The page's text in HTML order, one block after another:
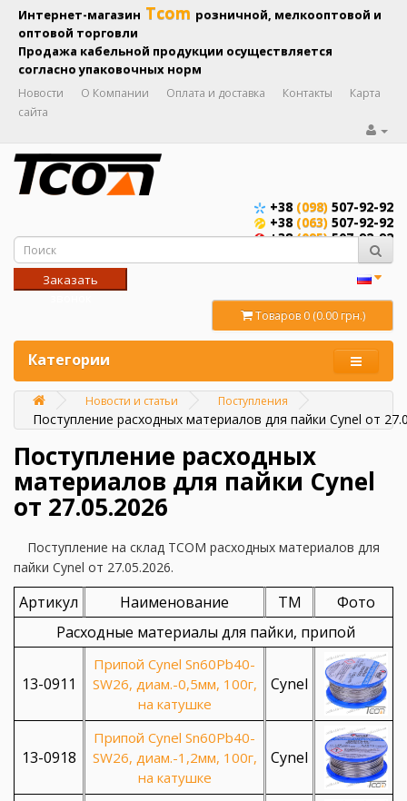
Интернет-магазин Tcom розничной, мелкооптовой и
оптовой торговли
Продажа кабельной продукции осуществляется
согласно упаковочных норм
Новости О Компании Оплата и доставка Контакты
Карта
сайта
+38 (098) 507-92-92
+38 (063) 507-92-92
+38(095)507-92-92
Заказать
Товаров 0 (0.00 грн.)
Категории
Новости и статьи Поступления
Поступление расходных материалов для пайки Cynel от
Поступление расходных
материалов для пайки Cynel
от 27.05.2026
Поступление на склад TCOM расходных материалов для
пайки Cynel от 27.05.2026.
Артикул Наименование ТМ
Фото
Расходные материалы для пайки, припой
13-0911
Припой Cynel Sn60Pb40-
SW26, диам.-0,5мм, 100г,
на катушке
Cynel
13-0918
Припой Cynel Sn60Pb40-
SW26, диам.-1,2мм, 100г,
на катушке
Cynel